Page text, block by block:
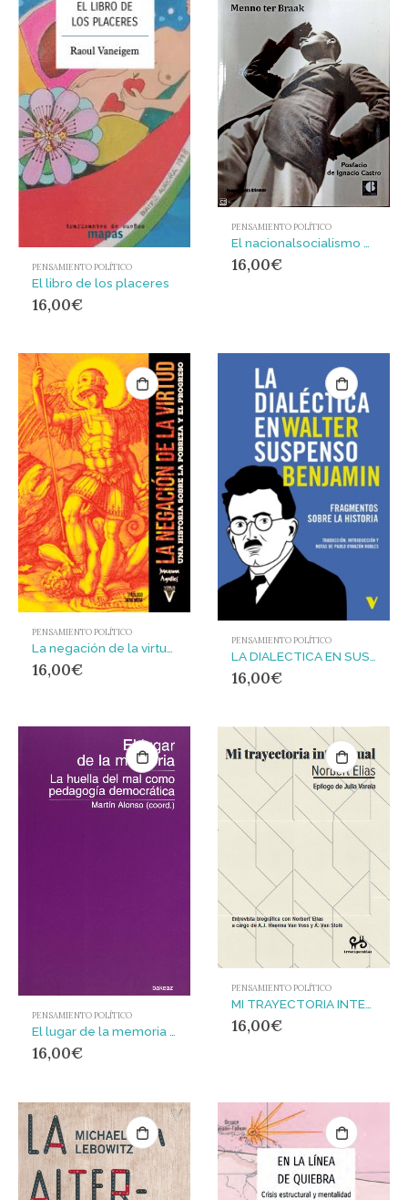
PENSAMIENTO POLÍTICO
El libro de los placeres
16,00€
PENSAMIENTO POLÍTICO
16,00€
PENSAMIENTO POLÍTICO
La negación de la virtud : Una historia sobre la pobreza y el progreso
16,00€
PENSAMIENTO POLÍTICO
16,00€
PENSAMIENTO POLÍTICO
El lugar de la memoria : la huella del mal como pedagogía democrática
16,00€
PENSAMIENTO POLÍTICO
MI TRAYECTORIA INTELECTUAL : EPILOGO DE JULIA VARELA
16,00€